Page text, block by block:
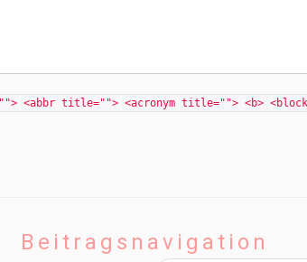
<abbr title=""> <acronym title=""> <b>
Beitragsnavigation